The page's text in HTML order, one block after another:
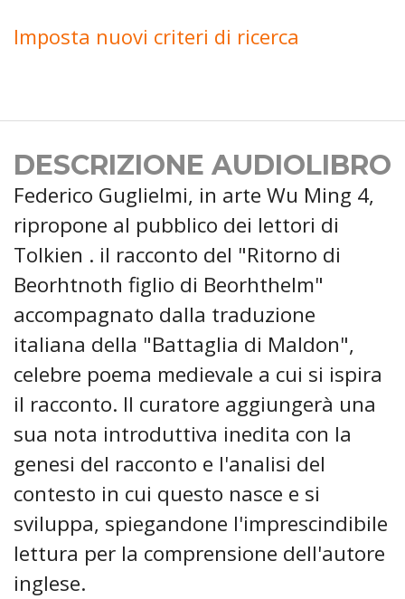
Imposta nuovi criteri di ricerca
DESCRIZIONE AUDIOLIBRO
Federico Guglielmi, in arte Wu Ming 4,
ripropone al pubblico dei lettori di
Tolkien . il racconto del "Ritorno di
Beorhtnoth figlio di Beorhthelm"
accompagnato dalla traduzione
italiana della "Battaglia di Maldon",
celebre poema medievale a cui si ispira
il racconto. Il curatore aggiungerà una
sua nota introduttiva inedita con la
genesi del racconto e l'analisi del
contesto in cui questo nasce e si
sviluppa, spiegandone l'imprescindibile
lettura per la comprensione dell'autore
inglese.